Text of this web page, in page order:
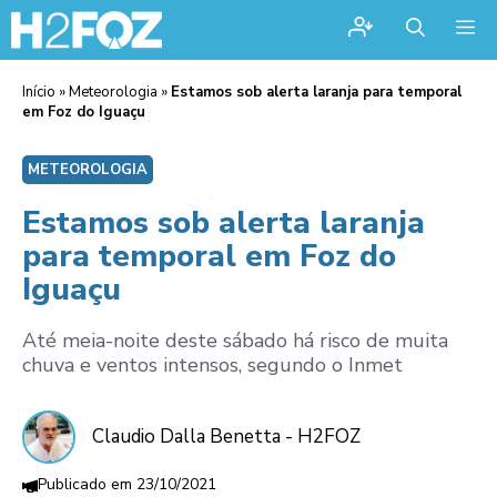
Início »Meteorologia » Estamos sob alerta laranja para temporal
em Foz do Iguaçu
METEOROLOGIA
Estamos sob alerta laranja
para temporal em Foz do
Iguaçu
Até meia-noite deste sábado há risco de muita
chuva e ventos intensos, segundo o Inmet
Claudio Dalla Benetta - H2FOZ
23/10/2021